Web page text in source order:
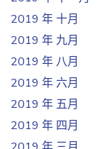
2019 年 十月
2019 年 九月
2019 年 八月
2019 年 六月
2019 年 五月
2019 年 四月